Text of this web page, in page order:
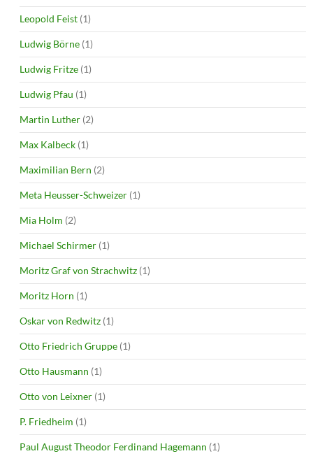
Leopold Feist (1)
Ludwig Börne (1)
Ludwig Fritze (1)
Ludwig Pfau (1)
Martin Luther (2)
Max Kalbeck (1)
Maximilian Bern (2)
Meta Heusser-Schweizer (1)
Mia Holm (2)
Michael Schirmer (1)
Moritz Graf von Strachwitz (1)
Moritz Horn (1)
Oskar von Redwitz (1)
Otto Friedrich Gruppe (1)
Otto Hausmann (1)
Otto von Leixner (1)
P. Friedheim (1)
Paul August Theodor Ferdinand Hagemann (1)